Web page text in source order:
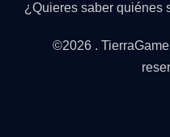
¿Quieres saber quiénes
©2026 .